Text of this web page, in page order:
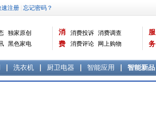
独家原创
黑色家电
消
费
消费投诉 消费调查
消费评论
网上购物
曝光台 品牌关注
服
务
洗衣机 厨卫电器 智能应用 智能新品